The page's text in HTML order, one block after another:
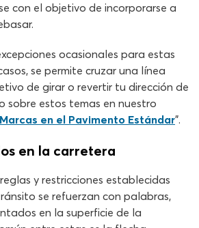
con el objetivo de incorporarse a
ocasionales para estas
se permite cruzar una línea
de girar o revertir tu dirección de
sobre estos temas en nuestro
Marcas en el Pavimento Estándar”.
en la carretera
y restricciones establecidas
se refuerzan con palabras,
en la superficie de la